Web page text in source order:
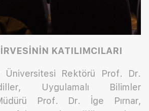
KATILIMCILARI
Üniversitesi Rektörü Prof. Dr.
Uygulamalı Bilimler
Prof. Dr. İge Pırnar,